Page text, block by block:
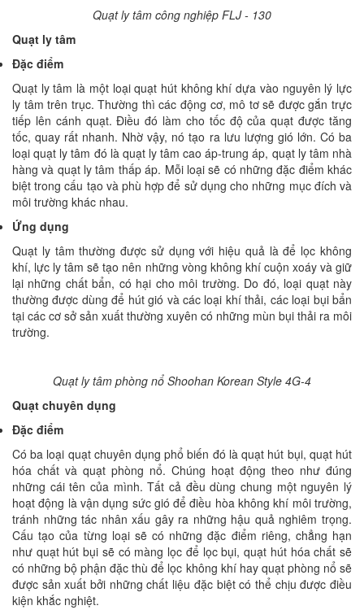
Quạt ly tâm công nghiệp FLJ - 130
Quạt ly tâm
Đặc điểm
Quạt ly tâm là một loại quạt hút không khí dựa vào nguyên lý lực
ly tâm trên trục. Thường thì các động cơ, mô tơ sẽ được gắn trực
tiếp lên cánh quạt. Điều đó làm cho tốc độ của quạt được tăng
tốc, quay rất nhanh. Nhờ vậy, nó tạo ra lưu lượng gió lớn. Có ba
loại quạt ly tâm đó là quạt ly tâm cao áp-trung áp, quạt ly tâm nhà
hàng và quạt ly tâm thấp áp. Mỗi loại sẽ có những đặc điểm khác
biệt trong cấu tạo và phù hợp để sử dụng cho những mục đích và
môi trường khác nhau.
Ứng dụng
Quạt ly tâm thường được sử dụng với hiệu quả là để lọc không
khí, lực ly tâm sẽ tạo nên những vòng không khí cuộn xoáy và giữ
lại những chất bẩn, có hại cho môi trường. Do đó, loại quạt này
thường được dùng để hút gió và các loại khí thải, các loại bụi bẩn
tại các cơ sở sản xuất thường xuyên có những mùn bụi thải ra môi
trường.
Quạt ly tâm phòng nổ Shoohan Korean Style 4G-4
Quạt chuyên dụng
Đặc điểm
Có ba loại quạt chuyên dụng phổ biến đó là quạt hút bụi, quạt hút
hóa chất và quạt phòng nổ. Chúng hoạt động theo như đúng
những cái tên của mình. Tất cả đều dùng chung một nguyên lý
hoạt động là vận dụng sức gió để điều hòa không khí môi trường,
tránh những tác nhân xấu gây ra những hậu quả nghiêm trọng.
Cấu tạo của từng loại sẽ có những đặc điểm riêng, chẳng hạn
như quạt hút bụi sẽ có màng lọc để lọc bụi, quạt hút hóa chất sẽ
có những bộ phận đặc thù để lọc không khí hay quạt phòng nổ sẽ
được sản xuất bởi những chất liệu đặc biệt có thể chịu được điều
kiện khắc nghiệt.